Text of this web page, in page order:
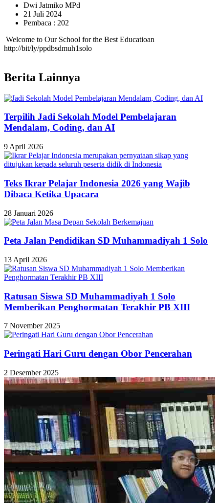
Dwi Jatmiko MPd
21 Juli 2024
Pembaca : 202
Welcome to Our School for the Best Educatioan
http://bit/ly/ppdbsdmuh1solo
Berita Lainnya
Terpilih Jadi Sekolah Model Pembelajaran
Mendalam, Coding, dan AI
9 April 2026
Teks Ikrar Pelajar Indonesia 2026 yang Wajib
Dibaca Ketika Upacara
28 Januari 2026
Peta Jalan Pendidikan SD Muhammadiyah 1 Solo
13 April 2026
Ratusan Siswa SD Muhammadiyah 1 Solo
Memberikan Penghormatan Terakhir PB XIII
7 November 2025
Peringati Hari Guru dengan Obor Pencerahan
2 Desember 2025